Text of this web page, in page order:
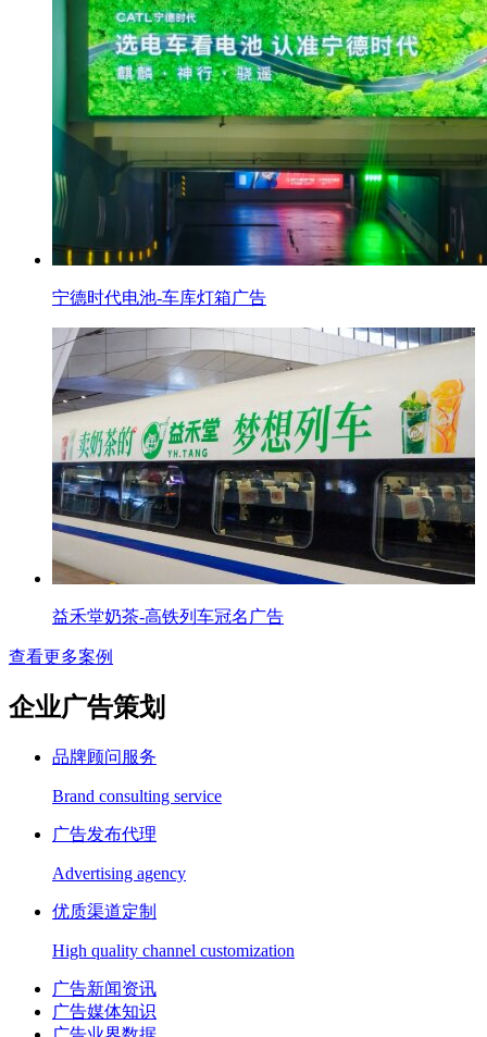
宁德时代电池-车库灯箱广告
益禾堂奶茶-高铁列车冠名广告
查看更多案例
企业广告策划
品牌顾问服务
Brand consulting service
广告发布代理
Advertising agency
优质渠道定制
High quality channel customization
广告新闻资讯
广告媒体知识